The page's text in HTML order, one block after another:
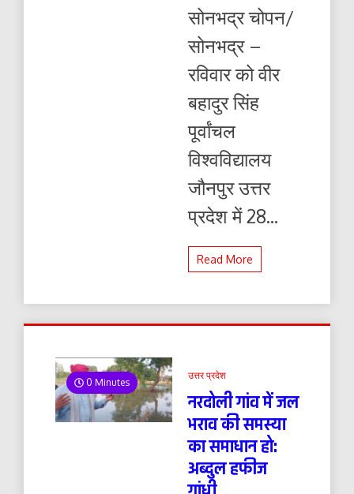
सोनभद्र चोपन/
सोनभद्र –
रविवार को वीर
बहादुर सिंह
पूर्वांचल
विश्वविद्यालय
जौनपुर उत्तर
प्रदेश में 28...
Read More
0 Minutes
उत्तर प्रदेश
नरदोली गांव में जल
भराव की समस्या
का समाधान हो:
अब्दुल हफीज